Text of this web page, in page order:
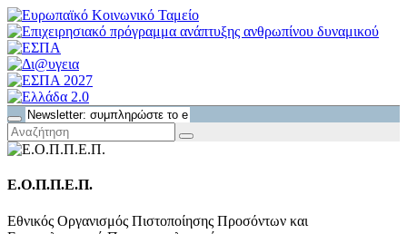
Ε.Ο.Π.Π.Ε.Π.
Εθνικός Οργανισμός Πιστοποίησης Προσόντων και